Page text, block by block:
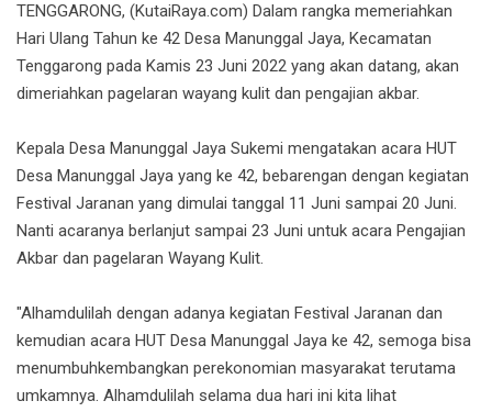
TENGGARONG, (KutaiRaya.com) Dalam rangka memeriahkan
Hari Ulang Tahun ke 42 Desa Manunggal Jaya, Kecamatan
Tenggarong pada Kamis 23 Juni 2022 yang akan datang, akan
dimeriahkan pagelaran wayang kulit dan pengajian akbar.
Kepala Desa Manunggal Jaya Sukemi mengatakan acara HUT
Desa Manunggal Jaya yang ke 42, bebarengan dengan kegiatan
Festival Jaranan yang dimulai tanggal 11 Juni sampai 20 Juni.
Nanti acaranya berlanjut sampai 23 Juni untuk acara Pengajian
Akbar dan pagelaran Wayang Kulit.
"Alhamdulilah dengan adanya kegiatan Festival Jaranan dan
kemudian acara HUT Desa Manunggal Jaya ke 42, semoga bisa
menumbuhkembangkan perekonomian masyarakat terutama
umkamnya. Alhamdulilah selama dua hari ini kita lihat